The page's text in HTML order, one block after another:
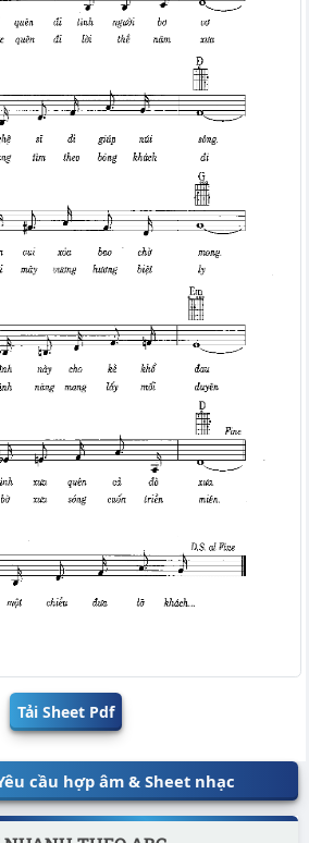
Tải Sheet Pdf
cầu hợp âm & Sheet nhạc